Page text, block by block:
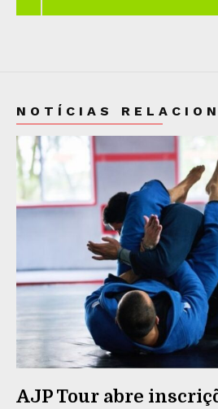
NOTÍCIAS
AJP Tour abre